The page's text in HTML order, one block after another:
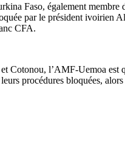
Faso, également
par le président ivoirien
CFA.
Cotonou, l’AMF-Uemoa est
procédures bloquées,